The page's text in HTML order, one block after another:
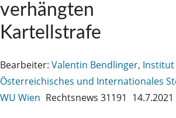
verhängten
Kartellstrafe
Bearbeiter: Valentin Bendlinger,
Österreichisches und Internationales
WU Wien Rechtsnews 31191 14.7.2021